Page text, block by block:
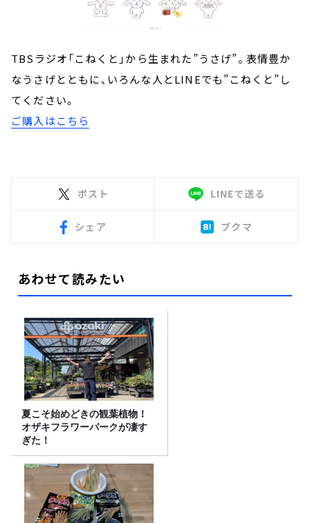
TBSラジオ「こねくと」から生まれた”うさげ”。表情豊か
なうさげとともに、いろんな人とLINEでも”こねくと”し
てください。
ご購入はこちら
ポスト LINEで送る
シェア ブクマ
あわせて読みたい
夏こそ始めどきの観葉植物！
オザキフラワーパークが凄す
ぎた！